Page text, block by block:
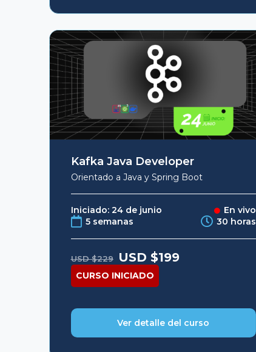
Kafka Java Developer
Orientado a Java y Spring Boot
Iniciado: 24 de junio
En vivo
5 semanas
30 horas
USD $229 Original
price
was:
USD
$229.
USD $199Current
price
CURSO INICIADO
Ver detalle del curso